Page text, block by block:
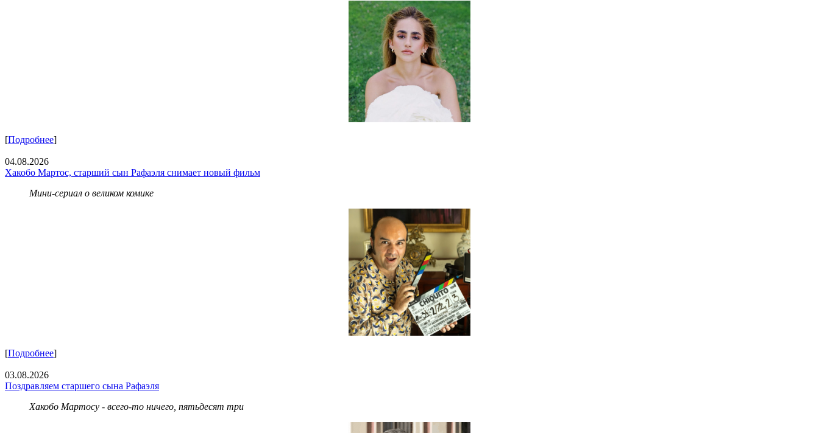
[Подробнее]
04.08.2026
Хакобо Мартос, старший сын Рафаэля снимает новый фильм
Мини-сериал о великом комике
[Подробнее]
03.08.2026
Поздравляем старшего сына Рафаэля
Хакобо Мартосу - всего-то ничего, пятьдесят три